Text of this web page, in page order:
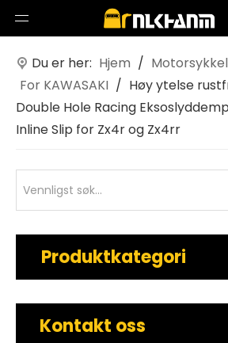
Du er her: Hjem /
For KAWASAKI / Høy ytelse
Double Hole Racing
Inline Slip for Zx4r og Zx4rr
Produktkategori
Kontakt oss